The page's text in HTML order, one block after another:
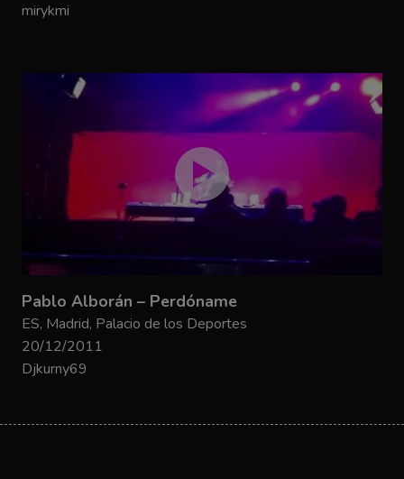
mirykmi
Pablo Alborán – Perdóname
ES, Madrid, Palacio de los Deportes
20/12/2011
Djkurny69